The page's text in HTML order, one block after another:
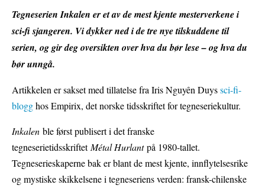
Tegneserien Inkalen er et av de mest kjente mesterverkene i
sci-fi sjangeren. Vi dykker ned i de tre nye tilskuddene til
serien, og gir deg oversikten over hva du bør lese – og hva du
bør unngå.
Artikkelen er sakset med tillatelse fra Iris Nguyên Duyssci-fi-
blogghos Empirix, det norske tidsskriftet for tegneseriekultur.
Inkalen ble først publisert i det franske
tegneserietidsskriftetMétal Hurlantpå 1980-tallet.
Tegneserieskaperne bak er blant de mest kjente, innflytelsesrike
og mystiske skikkelsene i tegneseriens verden: fransk-chilenske